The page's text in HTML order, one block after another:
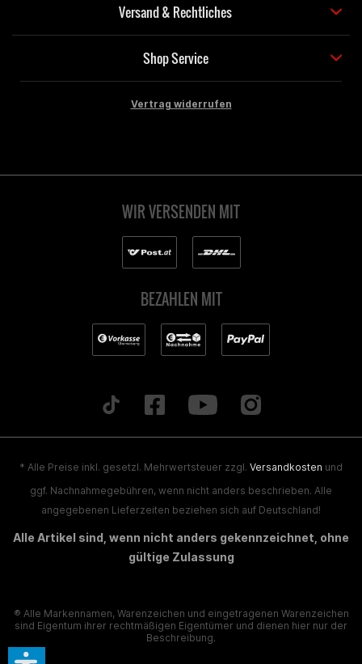
Versand & Rechtliches
Shop Service
Vertrag widerrufen
WIR VERSENDEN MIT
BEZAHLEN MIT
* Alle Preise inkl. gesetzl. Mehrwertsteuer zzgl. Versandkosten und
ggf. Nachnahmegebühren, wenn nicht anders beschrieben. Alle
angegebenen Lieferzeiten beziehen sich auf Deutschland!
Alle Artikel sind, wenn nicht anders gekennzeichnet, ohne
gültige Zulassung
® Alle Markennamen, Warenzeichen und eingetragenen Warenzeichen
sind Eigentum ihrer rechtmäßigen Eigentümer und dienen hier nur der
Beschreibung.